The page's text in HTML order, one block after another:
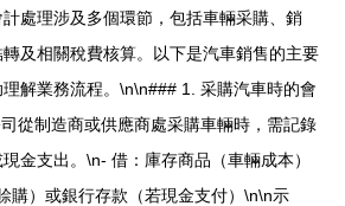
處理涉及多個環節，包括車輛采購、銷
及相關稅費核算。以下是汽車銷售的主要
解業務流程。\n\n### 1. 采購汽車時的會
從制造商或供應商處采購車輛時，需記錄
金支出。\n- 借：庫存商品（車輛成本）
購）或銀行存款（若現金支付）\n\n示